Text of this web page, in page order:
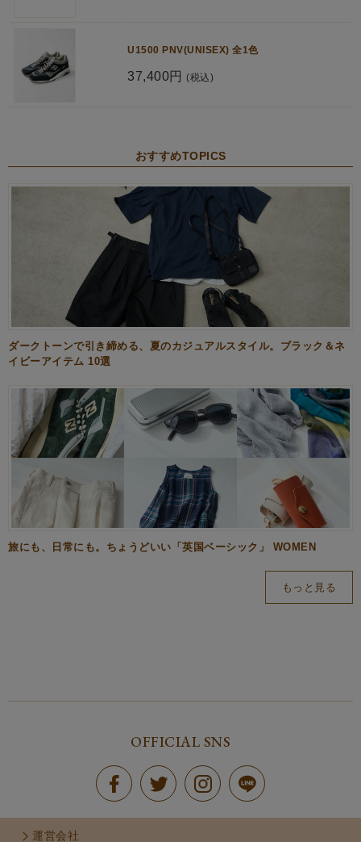
U1500 PNV(UNISEX) 全1色
37,400円 (税込)
おすすめTOPICS
ダークトーンで引き締める、夏のカジュアルスタイル。ブラック＆ネ
イビーアイテム 10選
旅にも、日常にも。ちょうどいい「英国ベーシック」 WOMEN
もっと見る
OFFICIAL SNS
運営会社